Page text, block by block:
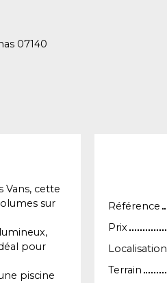
07140
Vans, cette
sur
pour
piscine
Référence
Prix
Localisation
Terrain